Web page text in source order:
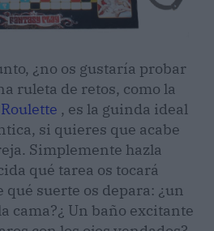
¿no os gustaría probar
ruleta de retos, como la
, es la guinda ideal
si quieres que acabe
Simplemente hazla
qué tarea os tocará
qué suerte os depara: ¿un
cama?¿ Un baño excitante